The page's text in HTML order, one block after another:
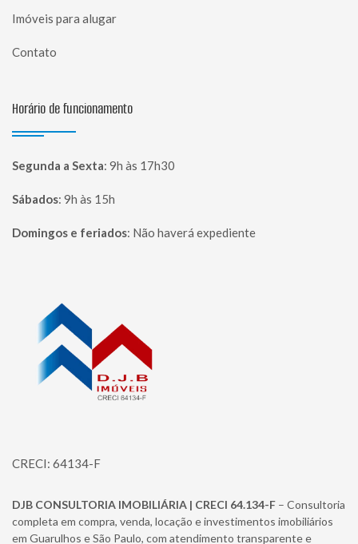
Imóveis para alugar
Contato
Horário de funcionamento
Segunda a Sexta: 9h às 17h30
Sábados: 9h às 15h
Domingos e feriados: Não haverá expediente
CRECI: 64134-F
DJB CONSULTORIA IMOBILIÁRIA | CRECI 64.134-F – Consultoria
completa em compra, venda, locação e investimentos imobiliários
em Guarulhos e São Paulo, com atendimento transparente e